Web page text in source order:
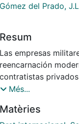
Gómez del Prado,
Resum
Las empresas
reencarnación
contratistas
fuerza física:
abolió las patentes
Més...
Matèries